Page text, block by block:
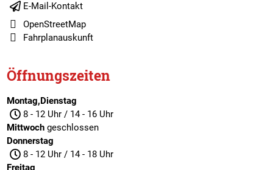
E-Mail-Kontakt
OpenStreetMap
Fahrplanauskunft
Öffnungszeiten
Montag,Dienstag
8 - 12 Uhr / 14 - 16 Uhr
Mittwochgeschlossen
Donnerstag
8 - 12 Uhr / 14 - 18 Uhr
Freitag